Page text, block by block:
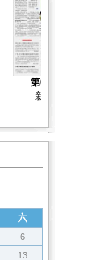
第04版
新闻
六
6
13